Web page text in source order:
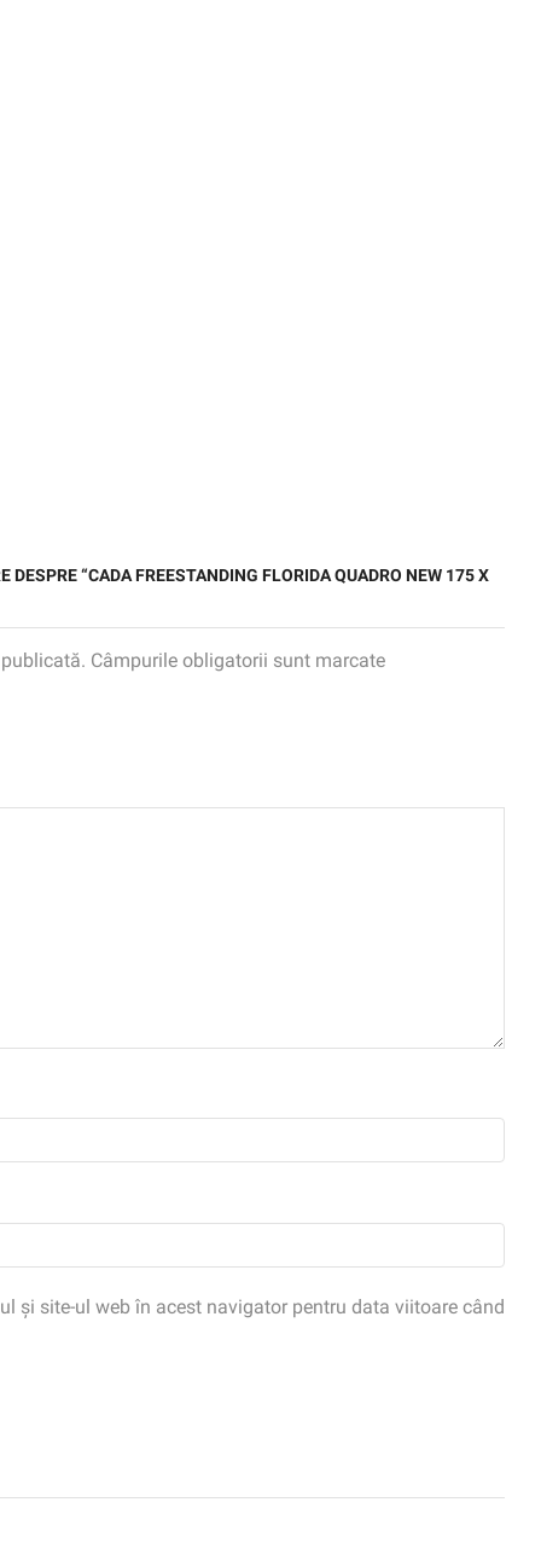
DESPRE “CADA FREESTANDING FLORIDA QUADRO NEW 175 X
Câmpurile obligatorii sunt marcate
și site-ul web în acest navigator pentru data viitoare când